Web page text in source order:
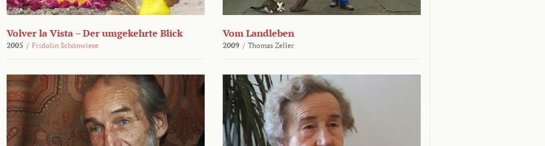
Volver la Vista – Der umgekehrte Blick
2005 / Fridolin Schönwiese
Vom Landleben
2009 / Thomas Zeller